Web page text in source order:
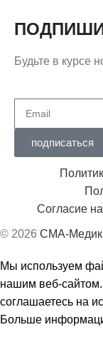
Будьте в курсе
подписаться
Согласие
© 2026 СМА-
Мы используем
нашим веб-
соглашаетесь на
Больше